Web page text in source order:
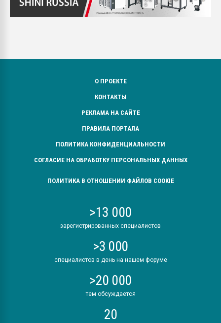
О ПРОЕКТЕ
КОНТАКТЫ
РЕКЛАМА НА САЙТЕ
ПРАВИЛА ПОРТАЛА
ПОЛИТИКА КОНФИДЕНЦИАЛЬНОСТИ
СОГЛАСИЕ НА ОБРАБОТКУ ПЕРСОНАЛЬНЫХ ДАННЫХ
ПОЛИТИКА В ОТНОШЕНИИ ФАЙЛОВ COOKIE
>13 000
зарегистрированных специалистов
>3 000
специалистов в день на нашем форуме
>20 000
тем обсуждается
20